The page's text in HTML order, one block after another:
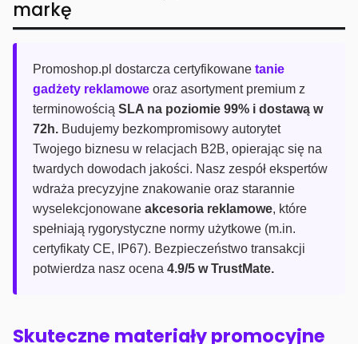
markę
Promoshop.pl dostarcza certyfikowane tanie
gadżety reklamowe oraz asortyment premium z
terminowością SLA na poziomie 99% i dostawą w
72h. Budujemy bezkompromisowy autorytet
Twojego biznesu w relacjach B2B, opierając się na
twardych dowodach jakości. Nasz zespół ekspertów
wdraża precyzyjne znakowanie oraz starannie
wyselekcjonowane akcesoria reklamowe, które
spełniają rygorystyczne normy użytkowe (m.in.
certyfikaty CE, IP67). Bezpieczeństwo transakcji
potwierdza nasz ocena 4.9/5 w TrustMate.
Skuteczne materiały promocyjne